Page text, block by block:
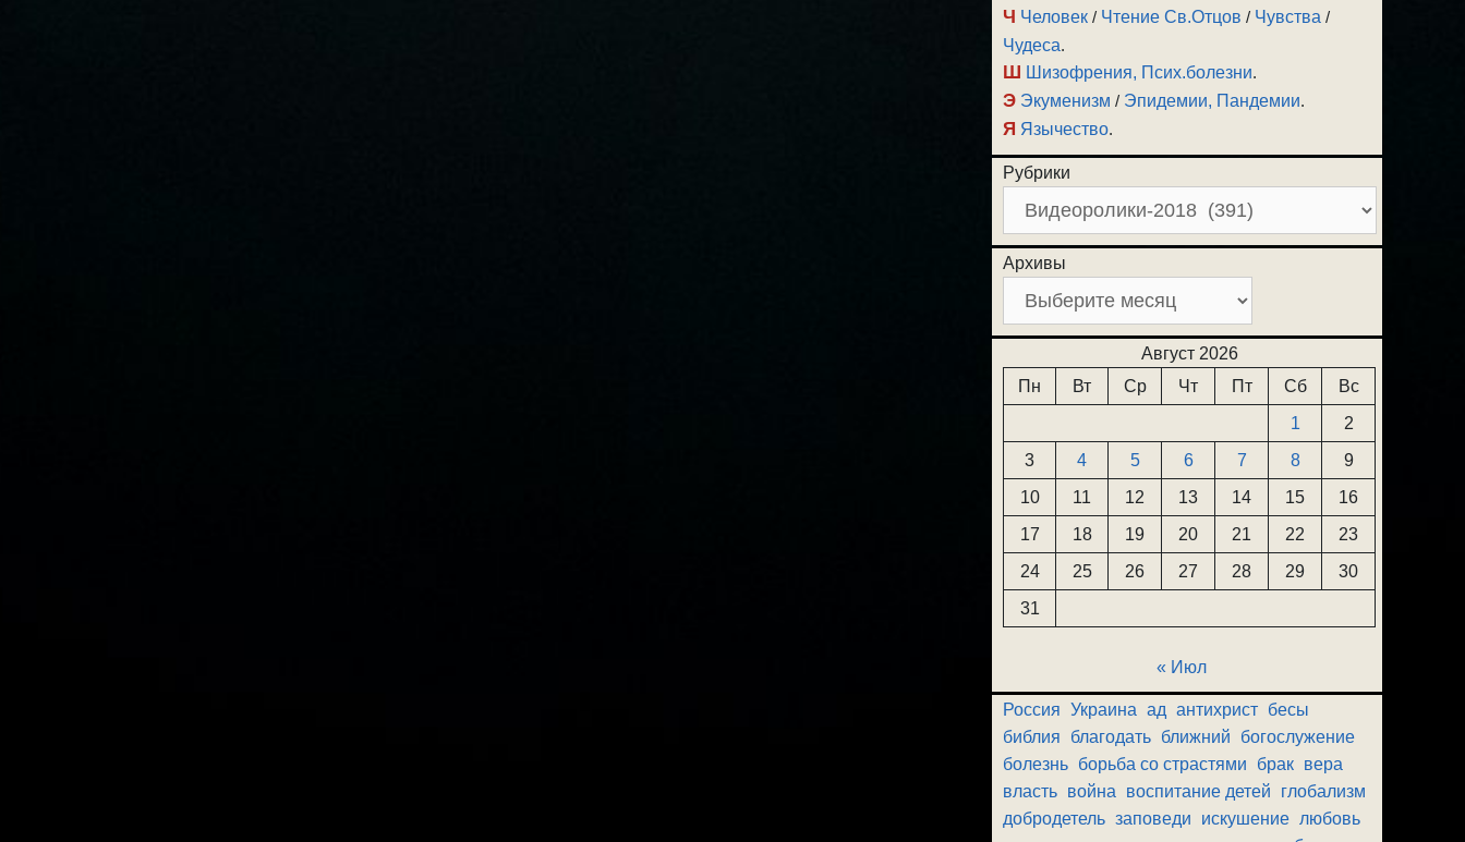
Ч Человек / Чтение Св.Отцов / Чувства /
Чудеса.
Ш Шизофрения, Псих.болезни.
Э Экуменизм / Эпидемии, Пандемии.
Я Язычество.
Рубрики
Архивы
Август 2026
Пн
Вт Ср Чт Пт Сб
Вс
1
2
3
4 5 6 7 8
9
10
11 12 13 14 15
16
17
18 19 20 21 22
23
24
25 26 27 28 29
30
31
« Июл
Россия Украина ад антихрист бесы
библия
благодать ближний
богослужение
болезнь борьба со страстями брак вера
власть война воспитание детей
глобализм
добродетель заповеди искушение любовь